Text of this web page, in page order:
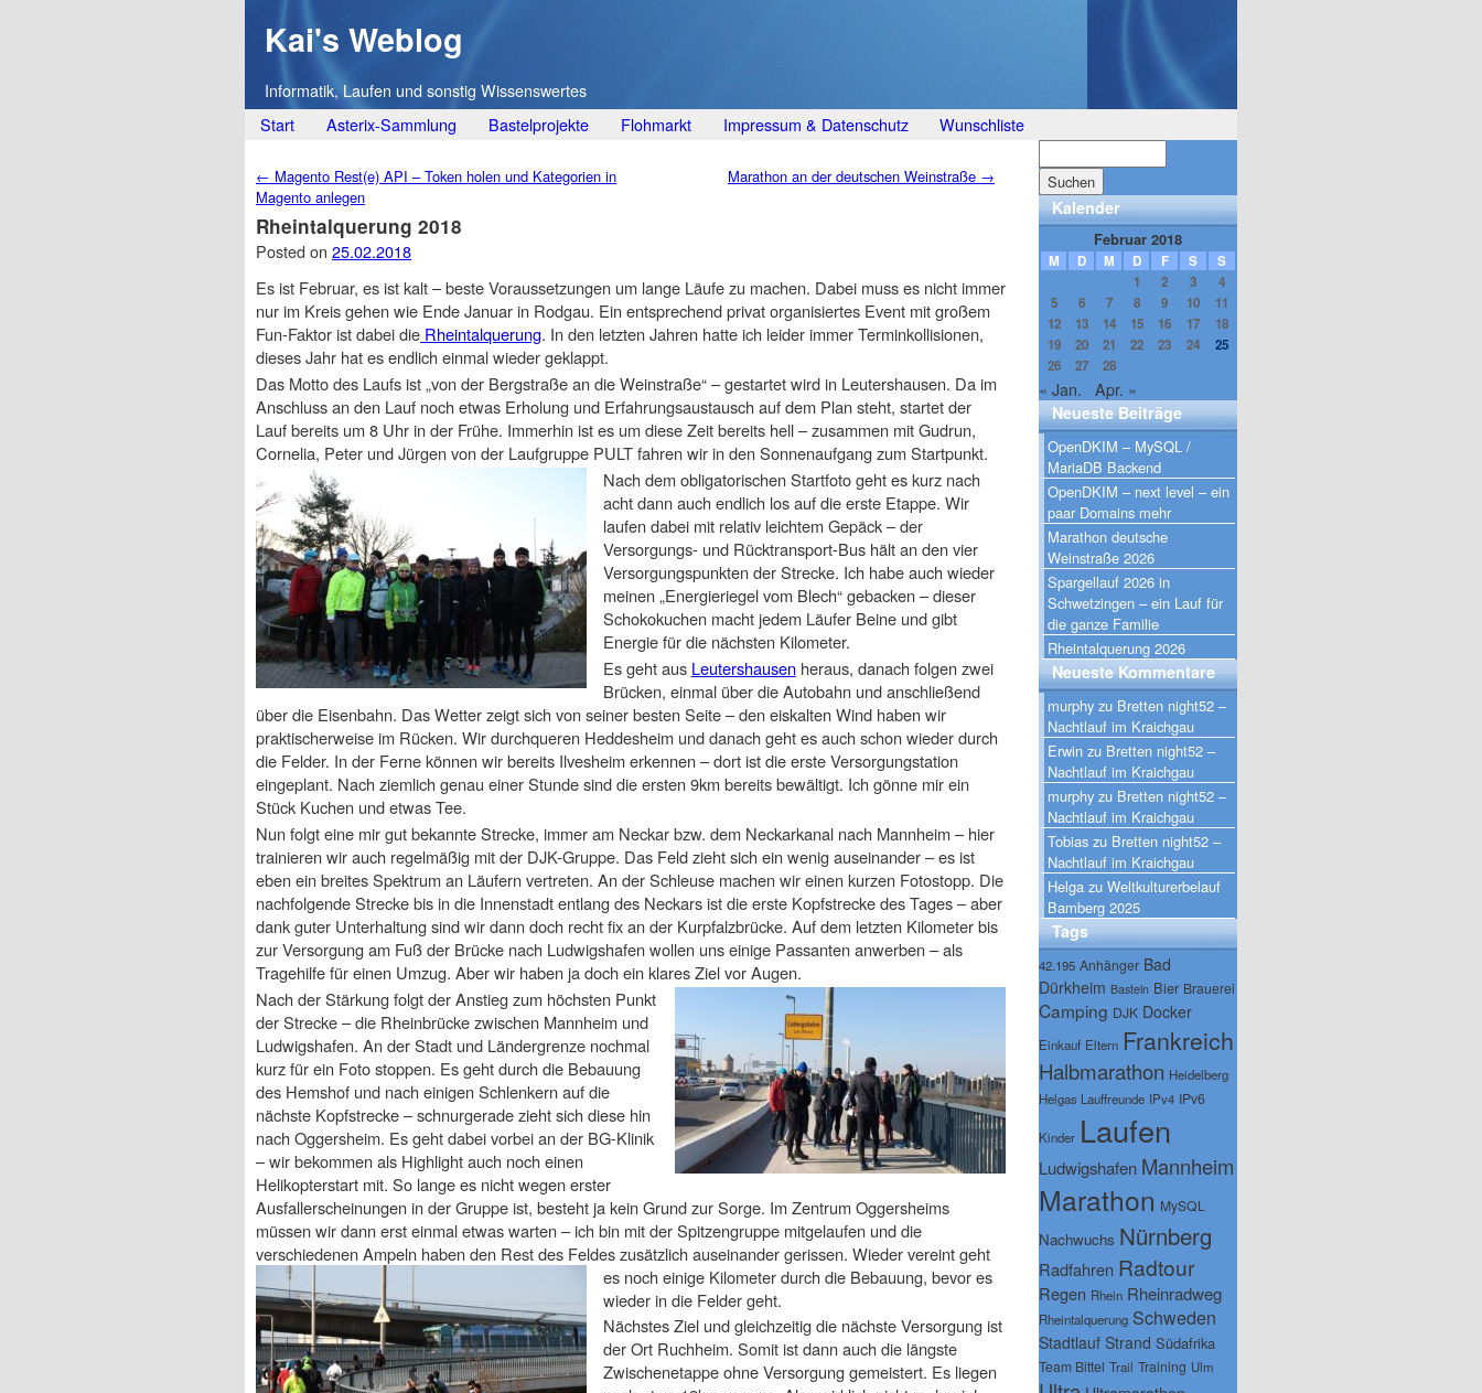
Kai's Weblog
Informatik, Laufen und sonstig Wissenswertes
Main menu
Skip
content
Start Asterix-Sammlung Bastelprojekte Flohmarkt Impressum & Datenschutz Wunschliste
Post navigation
← Magento Rest(e) API – Token holen und Kategorien in
Magento anlegen
Marathon an der deutschen Weinstraße →
Rheintalquerung 2018
Posted on 25.02.2018
Es ist Februar, es ist kalt – beste Voraussetzungen um lange Läufe zu machen. Dabei muss es nicht immer
nur im Kreis gehen wie Ende Januar in Rodgau. Ein entsprechend privat organisiertes Event mit großem
Fun-Faktor ist dabei die Rheintalquerung. In den letzten Jahren hatte ich leider immer Terminkollisionen,
dieses Jahr hat es endlich einmal wieder geklappt.
Das Motto des Laufs ist „von der Bergstraße an die Weinstraße“ – gestartet wird in Leutershausen. Da im
Anschluss an den Lauf noch etwas Erholung und Erfahrungsaustausch auf dem Plan steht, startet der
Lauf bereits um 8 Uhr in der Frühe. Immerhin ist es um diese Zeit bereits hell – zusammen mit Gudrun,
Cornelia, Peter und Jürgen von der Laufgruppe PULT fahren wir in den Sonnenaufgang zum Startpunkt.
Nach dem obligatorischen Startfoto geht es kurz nach
acht dann auch endlich los auf die erste Etappe. Wir
laufen dabei mit relativ leichtem Gepäck – der
Versorgungs- und Rücktransport-Bus hält an den vier
Versorgungspunkten der Strecke. Ich habe auch wieder
meinen „Energieriegel vom Blech“ gebacken – dieser
Schokokuchen macht jedem Läufer Beine und gibt
Energie für die nächsten Kilometer.
Es geht aus Leutershausenheraus, danach folgen zwei
Brücken, einmal über die Autobahn und anschließend
über die Eisenbahn. Das Wetter zeigt sich von seiner besten Seite – den eiskalten Wind haben wir
praktischerweise im Rücken. Wir durchqueren Heddesheim und danach geht es auch schon wieder durch
die Felder. In der Ferne können wir bereits Ilvesheim erkennen – dort ist die erste Versorgungstation
eingeplant. Nach ziemlich genau einer Stunde sind die ersten 9km bereits bewältigt. Ich gönne mir ein
Stück Kuchen und etwas Tee.
Nun folgt eine mir gut bekannte Strecke, immer am Neckar bzw. dem Neckarkanal nach Mannheim – hier
trainieren wir auch regelmäßig mit der DJK-Gruppe. Das Feld zieht sich ein wenig auseinander – es ist
eben ein breites Spektrum an Läufern vertreten. An der Schleuse machen wir einen kurzen Fotostopp. Die
nachfolgende Strecke bis in die Innenstadt entlang des Neckars ist die erste Kopfstrecke des Tages – aber
dank guter Unterhaltung sind wir dann doch recht fix an der Kurpfalzbrücke. Auf dem letzten Kilometer bis
zur Versorgung am Fuß der Brücke nach Ludwigshafen wollen uns einige Passanten anwerben – als
Tragehilfe für einen Umzug. Aber wir haben ja doch ein klares Ziel vor Augen.
Nach der Stärkung folgt der Anstieg zum höchsten Punkt
der Strecke – die Rheinbrücke zwischen Mannheim und
Ludwigshafen. An der Stadt und Ländergrenze nochmal
kurz für ein Foto stoppen. Es geht durch die Bebauung
des Hemshof und nach einigen Schlenkern auf die
nächste Kopfstrecke – schnurgerade zieht sich diese hin
nach Oggersheim. Es geht dabei vorbei an der BG-Klinik
– wir bekommen als Highlight auch noch einen
Helikopterstart mit. So lange es nicht wegen erster
Ausfallerscheinungen in der Gruppe ist, besteht ja kein Grund zur Sorge. Im Zentrum Oggersheims
müssen wir dann erst einmal etwas warten – ich bin mit der Spitzengruppe mitgelaufen und die
verschiedenen Ampeln haben den Rest des Feldes zusätzlich auseinander gerissen. Wieder vereint geht
es noch einige Kilometer durch die Bebauung, bevor es
wieder in die Felder geht.
Nächstes Ziel und gleichzeitig die nächste Versorgung ist
der Ort Ruchheim. Somit ist dann auch die längste
Zwischenetappe ohne Versorgung gemeistert. Es liegen
Kalender
Februar 2018
M D M D F S
S
1
2 3
4
5
6 7 8 9 10
11
12
13 14 15 16 17
18
19
20 21 22 23 24
25
26
27 28
« Jan. Apr. »
Neueste Beiträge
OpenDKIM – MySQL /
MariaDB Backend
OpenDKIM – next level – ein
paar Domains mehr
Marathon deutsche
Weinstraße 2026
Spargellauf 2026 in
Schwetzingen – ein Lauf für
die ganze Familie
Rheintalquerung 2026
Neueste Kommentare
murphy zu Bretten night52 –
Nachtlauf im Kraichgau
Erwin zu Bretten night52 –
Nachtlauf im Kraichgau
murphy zu Bretten night52 –
Nachtlauf im Kraichgau
Tobias zu Bretten night52 –
Nachtlauf im Kraichgau
Helga zu Weltkulturerbelauf
Bamberg 2025
Tags
42.195 Anhänger Bad
Dürkheim Basteln Bier Brauerei
Camping DJK Docker
Einkauf Eltern Frankreich
Halbmarathon Heidelberg
Helgas Lauffreunde IPv4 IPv6
Kinder Laufen
Ludwigshafen Mannheim
Marathon MySQL
Nachwuchs Nürnberg
Radfahren Radtour
Regen Rhein Rheinradweg
Rheintalquerung Schweden
Stadtlauf Strand Südafrika
Team Bittel Trail Training Ulm